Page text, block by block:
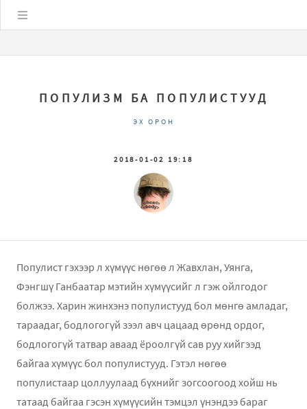
ПОПУЛИЗМ БА ПОПУЛИСТУУД
ЭХ ОРОН
2018-01-02 19:18
Популист гэхээр л хүмүүс нөгөө л Жавхлан, Уянга,
Фэнгшү Ганбаатар мэтийн хүмүүсийг л гэж ойлгодог
болжээ. Харин жинхэнэ популистууд бол мөнгө амладаг,
тараадаг, бодлогогүй зээл авч цацаад өрөнд ордог,
бодлогогүй татвар аваад ёроолгүй сав руу хийгээд
байгаа хүмүүс бол популистууд. Гэтэл нөгөө
популистаар цоллуулаад бүхнийг зогсоогоод хойш нь
татаад байгаа гэсэн хүмүүсийн тэмцэл үнэндээ бараг